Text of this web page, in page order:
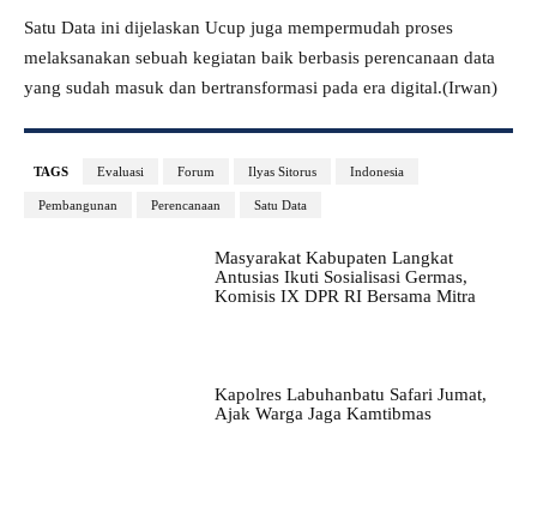
Satu Data ini dijelaskan Ucup juga mempermudah proses
melaksanakan sebuah kegiatan baik berbasis perencanaan data
yang sudah masuk dan bertransformasi pada era digital.(Irwan)
TAGS Evaluasi Forum Ilyas Sitorus Indonesia
Pembangunan Perencanaan Satu Data
Masyarakat Kabupaten Langkat
Antusias Ikuti Sosialisasi Germas,
Komisis IX DPR RI Bersama Mitra
Kapolres Labuhanbatu Safari Jumat,
Ajak Warga Jaga Kamtibmas